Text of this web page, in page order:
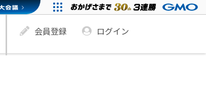
会員登録 ログイン